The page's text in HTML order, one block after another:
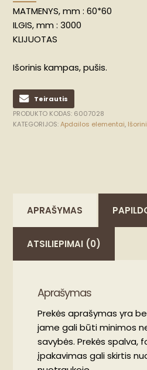
MATMENYS, mm : 60*60
ILGIS, mm : 3000
KLIJUOTAS
Išorinis kampas, pušis.
Teirautis
PRODUKTO KODAS: 6007028
KATEGORIJOS:Apdailos elementai,
APRAŠYMAS
ATSILIEPIMAI (0)
Aprašymas
Prekės aprašymas yra
jame gali būti minimos
savybės. Prekės spalva,
įpakavimas gali skirtis